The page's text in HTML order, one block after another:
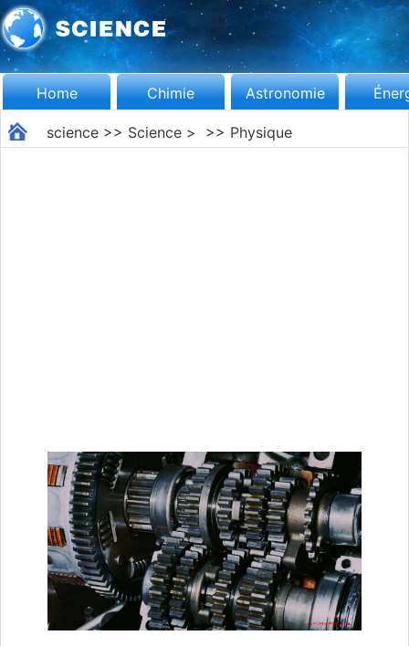
Home Chimie Astronomie
science>> Science> >> Physique